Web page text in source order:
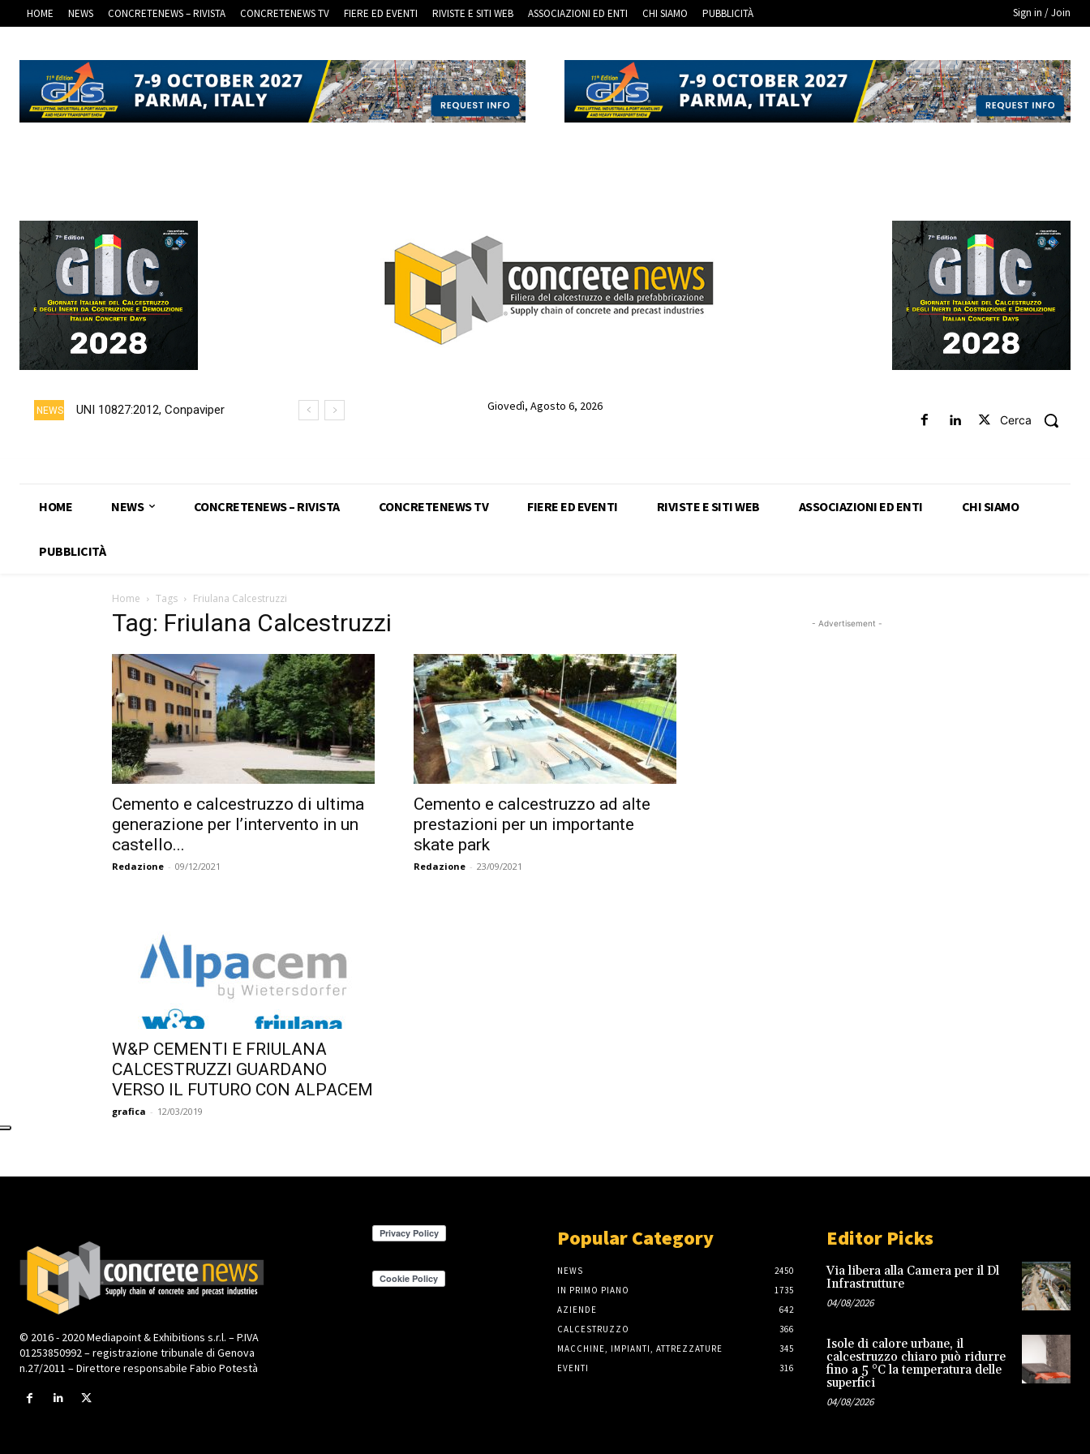
HOME NEWS CONCRETENEWS – RIVISTA CONCRETENEWS TV FIERE ED EVENTI RIVISTE E SITI WEB ASSOCIAZIONI ED ENTI CHI SIAMO PUBBLICITÀ Sign in / Join
NEWS
UNI 10827:2012, Conpaviper
Giovedì, Agosto 6, 2026
Cerca
HOME NEWS CONCRETENEWS – RIVISTA CONCRETENEWS TV FIERE ED EVENTI RIVISTE E SITI WEB ASSOCIAZIONI ED ENTI CHI SIAMO
PUBBLICITÀ
Home Tags Friulana Calcestruzzi
Tag: Friulana Calcestruzzi
Cemento e calcestruzzo di ultima
generazione per l’intervento in un
castello...
Redazione - 09/12/2021
Cemento e calcestruzzo ad alte
prestazioni per un importante
skate park
Redazione - 23/09/2021
W&P CEMENTI E FRIULANA
CALCESTRUZZI GUARDANO
VERSO IL FUTURO CON ALPACEM
grafica - 12/03/2019
- Advertisement -
© 2016 - 2020 Mediapoint & Exhibitions s.r.l. – P.IVA
01253850992 – registrazione tribunale di Genova
n.27/2011 – Direttore responsabile Fabio Potestà
Popular Category
NEWS
2450
IN PRIMO PIANO
1735
AZIENDE
642
CALCESTRUZZO
366
MACCHINE, IMPIANTI, ATTREZZATURE
345
EVENTI
316
Editor Picks
Via libera alla Camera per il Dl
Infrastrutture
04/08/2026
Isole di calore urbane, il
calcestruzzo chiaro può ridurre
fino a 5 °C la temperatura delle
superfici
04/08/2026